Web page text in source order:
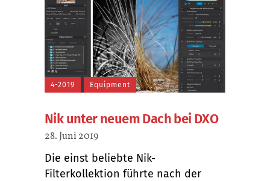
4-2019 Equipment
Nik unter neuem Dach bei DXO
28. Juni 2019
Die einst beliebte Nik-
Filterkollektion führte nach der